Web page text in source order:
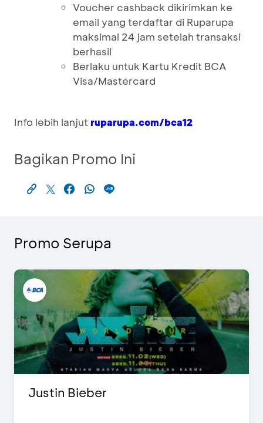
Voucher cashback dikirimkan ke
email yang terdaftar di Ruparupa
maksimal 24 jam setelah transaksi
berhasil
Berlaku untuk Kartu Kredit BCA
Visa/Mastercard
Info lebih lanjut ruparupa.com/bca12
Bagikan Promo Ini
Promo Serupa
Justin Bieber